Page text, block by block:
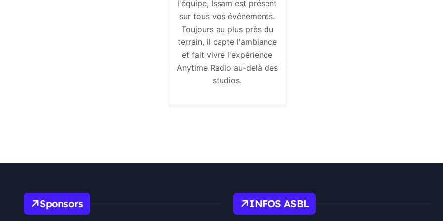
l'équipe, Issam est présent
sur tous vos événements.
Toujours au plus près du
terrain, il capte l'ambiance
et fait vivre l'expérience
Anytime Radio au-delà des
studios.
Sponsors INFOS ASBL